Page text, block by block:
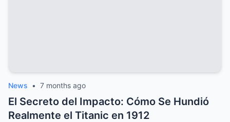
News • 7 months ago
El Secreto del Impacto: Cómo Se Hundió
Realmente el Titanic en 1912